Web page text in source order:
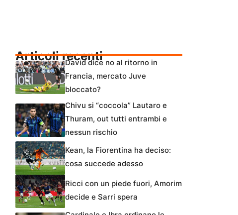
Articoli recentiDavid dice no al ritorno in
Francia, mercato Juve
bloccato?
Chivu si “coccola” Lautaro e
Thuram, out tutti entrambi e
nessun rischio
Kean, la Fiorentina ha deciso:
cosa succede adesso
Ricci con un piede fuori, Amorim
decide e Sarri spera